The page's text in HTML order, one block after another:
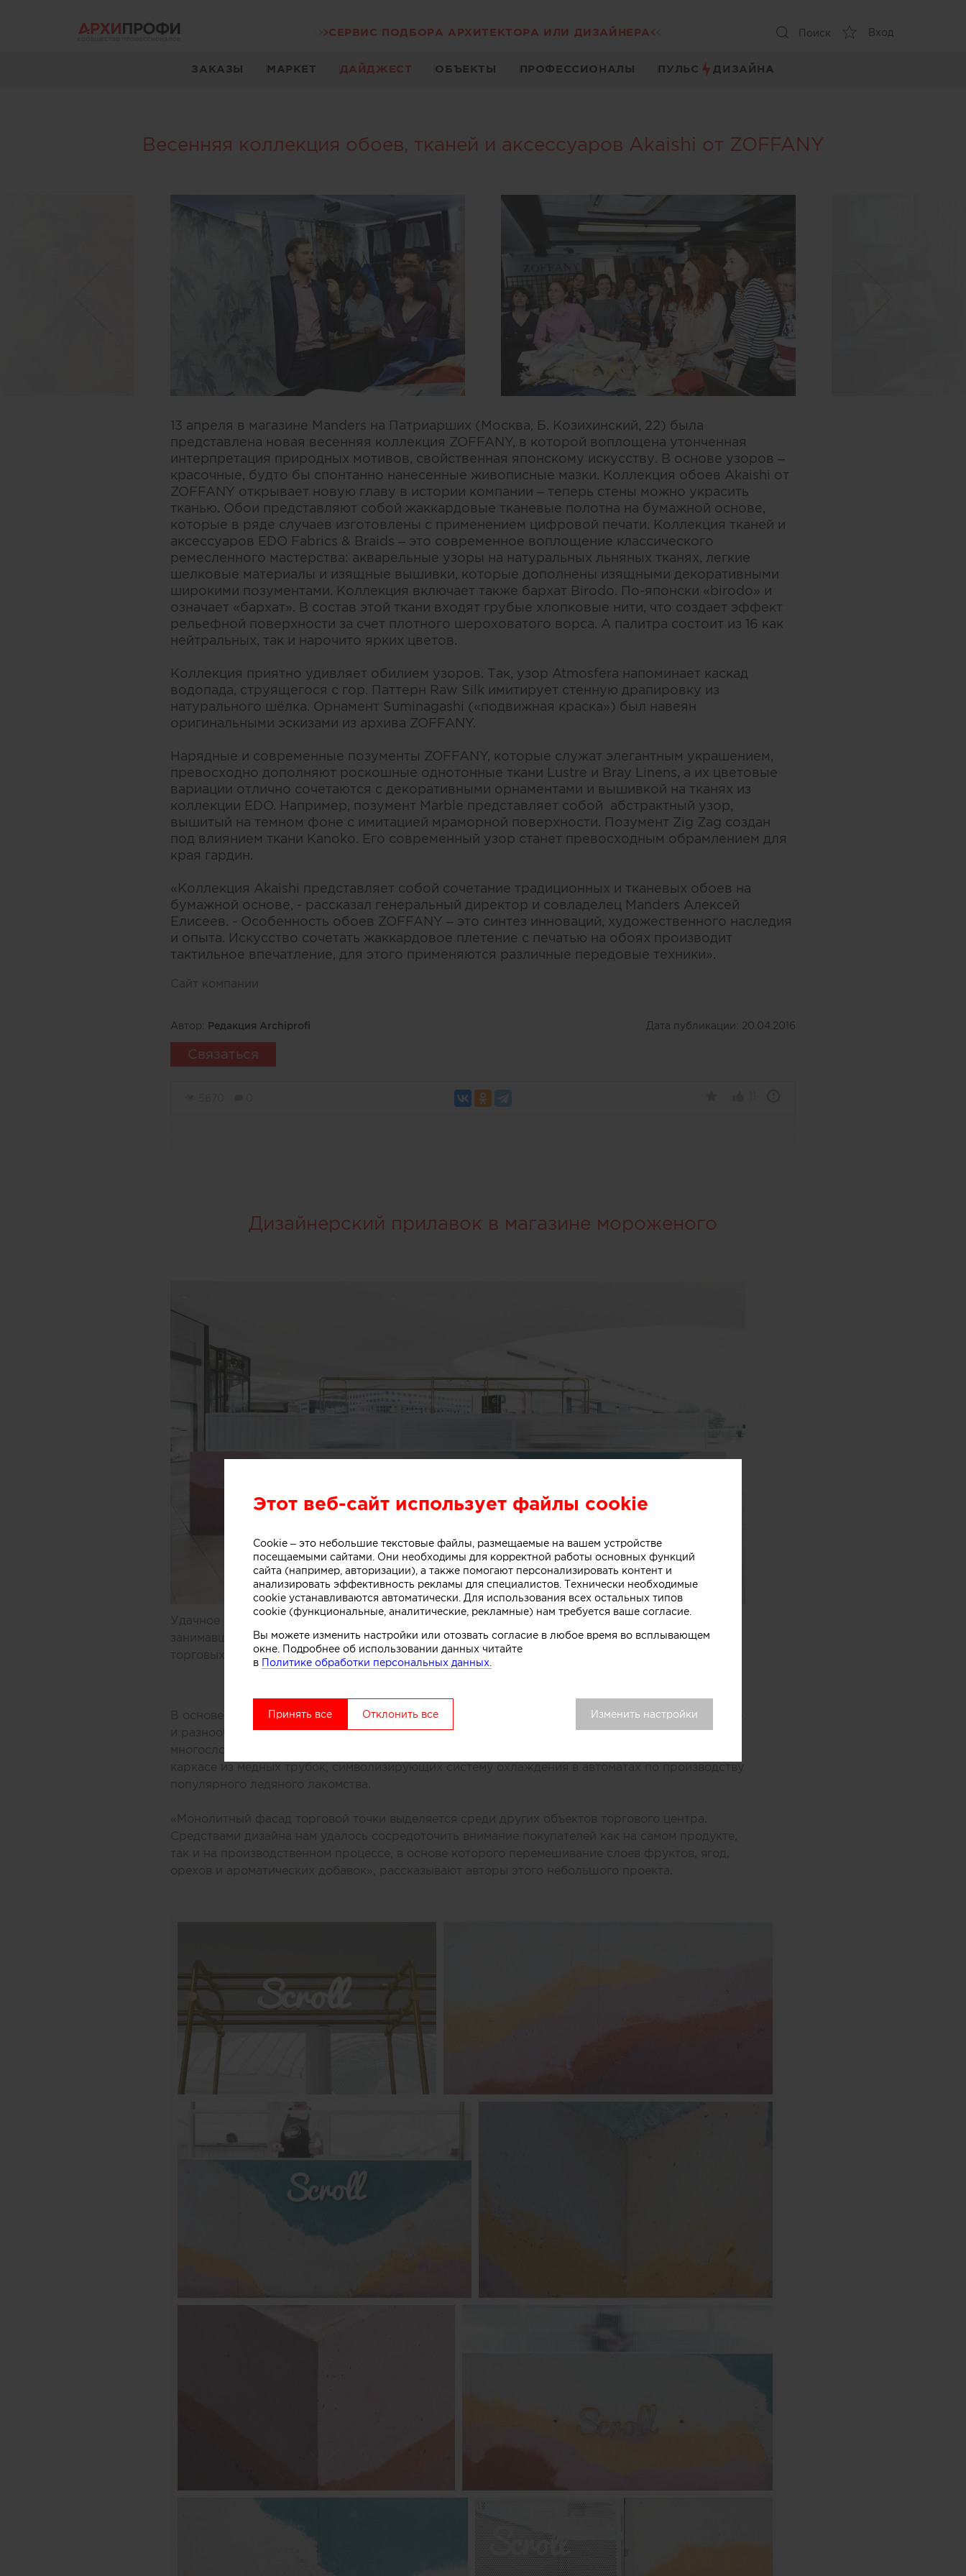
СЕРВИС ПОДБОРА АРХИТЕКТОРА ИЛИ ДИЗАЙНЕРА Поиск Вход
ЗАКАЗЫ МАРКЕТ ДАЙДЖЕСТ ОБЪЕКТЫ ПРОФЕССИОНАЛЫ ПУЛЬС ДИЗАЙНА
Весенняя коллекция обоев, тканей и аксессуаров Akaishi от ZOFFANY
13 апреля в магазине Manders на Патриарших (Москва, Б. Козихинский, 22) была
представлена новая весенняя коллекция ZOFFANY, в которой воплощена утонченная
интерпретация природных мотивов, свойственная японскому искусству. В основе узоров –
красочные, будто бы спонтанно нанесенные живописные мазки. Коллекция обоев Akaishi от
ZOFFANY открывает новую главу в истории компании – теперь стены можно украсить
тканью. Обои представляют собой жаккардовые тканевые полотна на бумажной основе,
которые в ряде случаев изготовлены с применением цифровой печати. Коллекция тканей и
аксессуаров EDO Fabrics & Braids – это современное воплощение классического
ремесленного мастерства: акварельные узоры на натуральных льняных тканях, легкие
шелковые материалы и изящные вышивки, которые дополнены изящными декоративными
широкими позументами. Коллекция включает также бархат Birodo. По-японски «birodo» и
означает «бархат». В состав этой ткани входят грубые хлопковые нити, что создает эффект
рельефной поверхности за счет плотного шероховатого ворса. А палитра состоит из 16 как
нейтральных, так и нарочито ярких цветов.
Коллекция приятно удивляет обилием узоров. Так, узор Atmosfera напоминает каскад
водопада, струящегося с гор. Паттерн Raw Silk имитирует стенную драпировку из
натурального шёлка. Орнамент Suminagashi («подвижная краска») был навеян
оригинальными эскизами из архива ZOFFANY.
Нарядные и современные позументы ZOFFANY, которые служат элегантным украшением,
превосходно дополняют роскошные однотонные ткани Lustre и Bray Linens, а их цветовые
вариации отлично сочетаются с декоративными орнаментами и вышивкой на тканях из
коллекции EDO. Например, позумент Marble представляет собой абстрактный узор,
вышитый на темном фоне с имитацией мраморной поверхности. Позумент Zig Zag создан
под влиянием ткани Kanoko. Его современный узор станет превосходным обрамлением для
края гардин.
«Коллекция Akaishi представляет собой сочетание традиционных и тканевых обоев на
бумажной основе, - рассказал генеральный директор и совладелец Manders Алексей
Елисеев. - Особенность обоев ZOFFANY – это синтез инноваций, художественного наследия
и опыта. Искусство сочетать жаккардовое плетение с печатью на обоях производит
тактильное впечатление, для этого применяются различные передовые техники».
Сайт компании
Автор: Редакция Archiprofi Дата публикации: 20.04.2016
Связаться
Дизайнерский прилавок в магазине мороженого
Удачное решение предложили специалисты бюро One Design Office и Studio Twocan,
занимавшиеся дизайном небольшого магазина мороженого, расположенного в одном из
торговых центров Мельбурна (Австралия).
В основе концепции массивной стойки лежит образ емкости с несколькими слоями мороженого
и разнообразных добавок. Технически замысел был реализован при помощи техники
многослойной заливки тонированного бетона. Логотип магазина мороженого был закреплен на
каркасе из медных трубок, символизирующих систему охлаждения в автоматах по производству
популярного ледяного лакомства.
«Монолитный фасад торговой точки выделяется среди других объектов торгового центра.
Средствами дизайна нам удалось сосредоточить внимание покупателей как на самом продукте,
так и на производственном процессе, в основе которого перемешивание слоев фруктов, ягод,
орехов и ароматических добавок», рассказывают авторы этого небольшого проекта.
Этот веб-сайт использует файлы cookie
Cookie – это небольшие текстовые файлы, размещаемые на вашем устройстве
посещаемыми сайтами. Они необходимы для корректной работы основных функций
сайта (например, авторизации), а также помогают персонализировать контент и
анализировать эффективность рекламы для специалистов. Технически необходимые
cookie устанавливаются автоматически. Для использования всех остальных типов
cookie (функциональные, аналитические, рекламные) нам требуется ваше согласие.
Вы можете изменить настройки или отозвать согласие в любое время во всплывающем
окне. Подробнее об использовании данных читайте
в Политике обработки персональных данных.
Принять все Отклонить все Изменить настройки